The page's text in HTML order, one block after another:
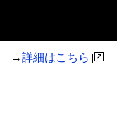
→詳細はこちら